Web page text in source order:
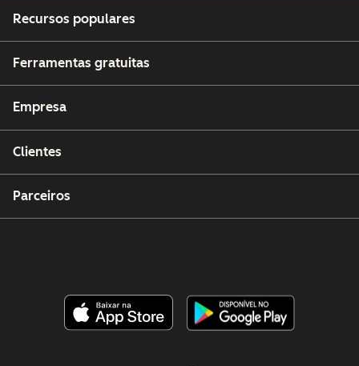
Recursos populares
Ferramentas gratuitas
Empresa
Clientes
Parceiros